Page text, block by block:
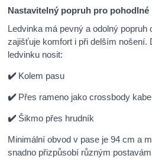
Nastavitelný popruh pro pohodlné
Ledvinka má pevný a odolný
zajišťuje komfort i při delším nošení.
ledvinku nosit:
✔️ Kolem pasu
✔️ Přes rameno jako crossbody
✔️ Šikmo přes hrudník
Minimální obvod v pase je 94 cm a
snadno přizpůsobí různým